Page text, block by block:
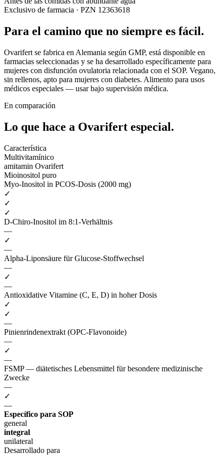
Exclusivo de farmacia · PZN 12363618
Para el camino que no siempre es fácil.
Ovarifert se fabrica en Alemania según GMP, está disponible en
farmacias seleccionadas y se ha desarrollado específicamente para
mujeres con disfunción ovulatoria relacionada con el SOP. Vegano,
sin rellenos, apto para mujeres con diabetes. Alimento para usos
médicos especiales — usar bajo supervisión médica.
En comparación
Lo que hace a Ovarifert especial.
Característica
Multivitamínico
amitamin Ovarifert
Mioinositol puro
Myo-Inositol in PCOS-Dosis (2000 mg)
✓
✓
✓
D-Chiro-Inositol im 8:1-Verhältnis
—
✓
—
Alpha-Liponsäure für Glucose-Stoffwechsel
—
✓
—
Antioxidative Vitamine (C, E, D) in hoher Dosis
✓
✓
—
Pinienrindenextrakt (OPC-Flavonoide)
—
✓
—
FSMP — diätetisches Lebensmittel für besondere medizinische
Zwecke
—
✓
—
Específico para SOP
general
integral
unilateral
Desarrollado para